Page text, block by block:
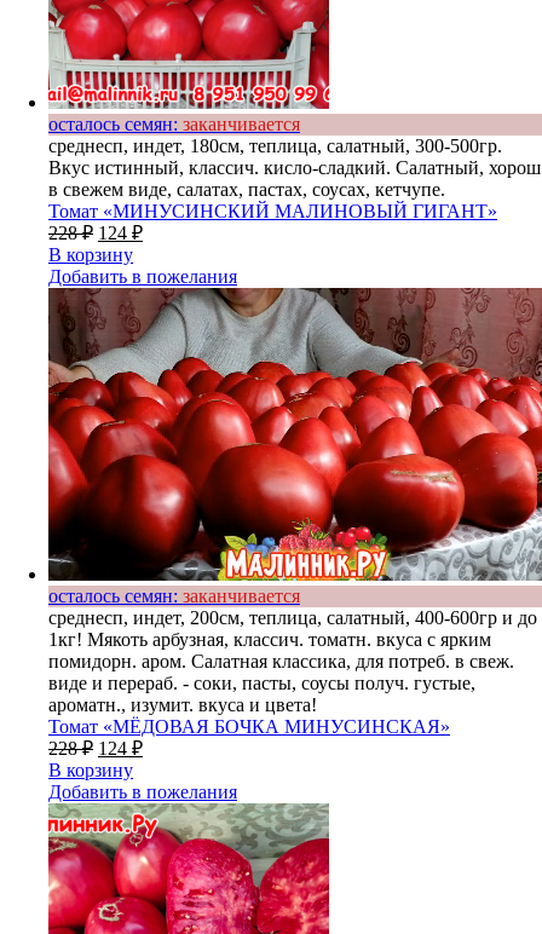
осталось семян: заканчивается
среднесп, индет, 180см, теплица, салатный, 300-500гр.
Вкус истинный, классич. кисло-сладкий. Салатный, хорош
в свежем виде, салатах, пастах, соусах, кетчупе.
Томат «МИНУСИНСКИЙ МАЛИНОВЫЙ ГИГАНТ»
228₽ 124 ₽
В корзину
Добавить в пожелания
осталось семян: заканчивается
среднесп, индет, 200см, теплица, салатный, 400-600гр и до
1кг! Мякоть арбузная, классич. томатн. вкуса с ярким
помидорн. аром. Салатная классика, для потреб. в свеж.
виде и перераб. - соки, пасты, соусы получ. густые,
ароматн., изумит. вкуса и цвета!
Томат «МЁДОВАЯ БОЧКА МИНУСИНСКАЯ»
228₽ 124 ₽
В корзину
Добавить в пожелания